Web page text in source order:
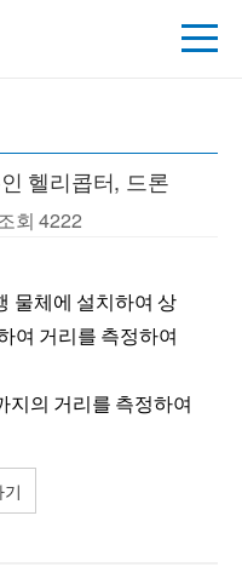
헬리콥터, 드론
회 4222
물체에 설치하여 상
여 거리를 측정하여
지의 거리를 측정하여